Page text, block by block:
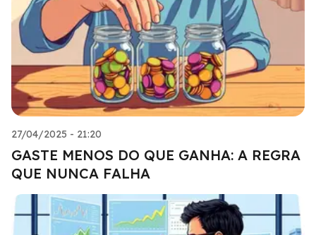
27/04/2025 - 21:20
GASTE MENOS DO QUE GANHA: A REGRA
QUE NUNCA FALHA